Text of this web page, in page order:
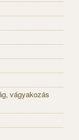
vágyakozás